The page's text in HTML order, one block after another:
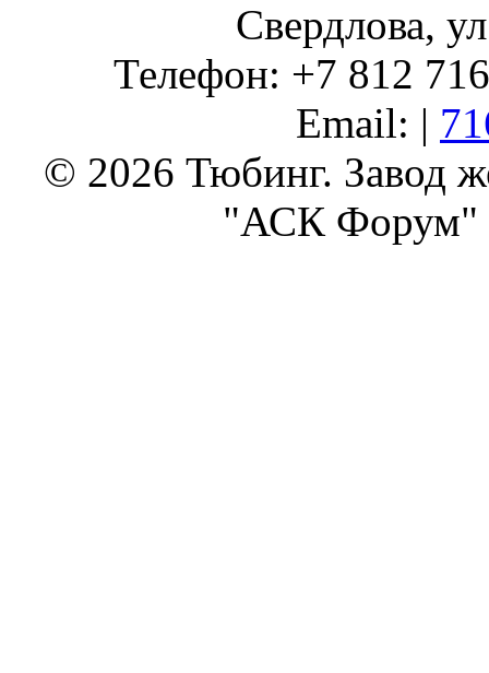
Свердлова,
Телефон: +7 812
Email: |
© 2026 Тюбинг. Завод
"АСК Форум"